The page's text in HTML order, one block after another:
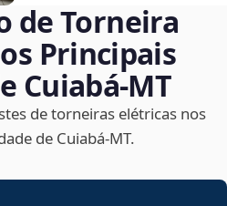
de Torneira
Principais
Cuiabá‑MT
de torneiras elétricas nos
de Cuiabá‑MT.